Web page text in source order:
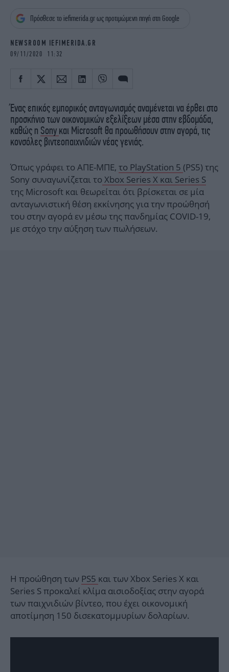
OSCARS
THE OCEAN
Πρόσθεσε το iefimerida.gr ως προτιμώμενη πηγή στη Google
NEWSROOM IEFIMERIDA.GR
09/11/2020 11:32
Ένας επικός εμπορικός ανταγωνισμός αναμένεται να έρθει στο
προσκήνιο των οικονομικών εξελίξεων μέσα στην εβδομάδα,
καθώς η Sony και Microsoft θα προωθήσουν στην αγορά, τις
κονσόλες βιντεοπαιχνιδιών νέας γενιάς.
Όπως γράφει το ΑΠΕ-ΜΠΕ, το PlayStation 5 (PS5) της
Sony συναγωνίζεται το Xbox Series X και Series S
της Microsoft και θεωρείται ότι βρίσκεται σε μία
ανταγωνιστική θέση εκκίνησης για την προώθησή
του στην αγορά εν μέσω της πανδημίας COVID-19,
με στόχο την αύξηση των πωλήσεων.
Η προώθηση των PS5 και των Xbox Series X και
Series S προκαλεί κλίμα αισιοδοξίας στην αγορά
των παιχνιδιών βίντεο, που έχει οικονομική
αποτίμηση 150 δισεκατομμυρίων δολαρίων.